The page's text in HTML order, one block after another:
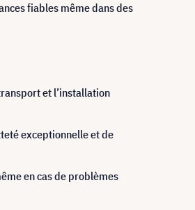
fiables même dans des
et l’installation
exceptionnelle et de
en cas de problèmes